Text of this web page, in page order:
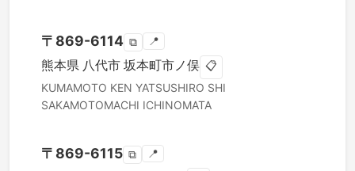
〒 869-6114 ⧉ 📍
熊本県 八代市 坂本町市ノ俣 📋
KUMAMOTO KEN YATSUSHIRO SHI
SAKAMOTOMACHI ICHINOMATA
〒 869-6115 ⧉ 📍